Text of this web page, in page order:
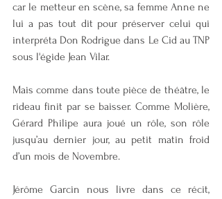
car le metteur en scène, sa femme Anne ne
lui a pas tout dit pour préserver celui qui
interpréta Don Rodrigue dans Le Cid au TNP
sous l'égide Jean Vilar.
Mais comme dans toute pièce de théâtre, le
rideau finit par se baisser. Comme Molière,
Gérard Philipe aura joué un rôle, son rôle
jusqu’au dernier jour, au petit matin froid
d’un mois de Novembre.
Jérôme Garcin nous livre dans ce récit,